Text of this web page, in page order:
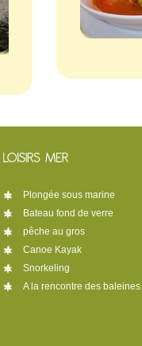
Plongée sous marine
Bateau fond de verre
pêche au gros
Canoe Kayak
Snorkeling
A la rencontre des baleines